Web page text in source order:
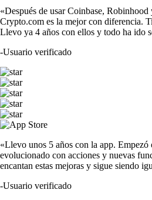
«Después de usar Coinbase,
Crypto.com es la mejor con diferencia.
Llevo ya 4 años con ellos y todo ha ido
-Usuario verificado
«Llevo unos 5 años con la app. Empezó
evolucionado con acciones y nuevas
encantan estas mejoras y sigue siendo
-Usuario verificado